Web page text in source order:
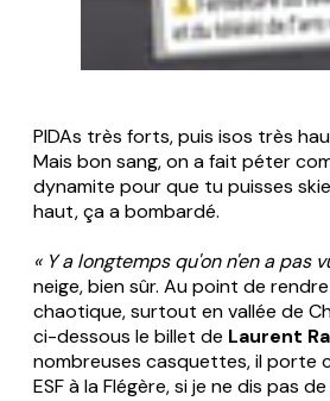
PIDAs très forts, puis isos très
Mais bon sang, on a fait péter
dynamite pour que tu puisses
haut, ça a bombardé.
« Y a longtemps qu'on n'en a pas
neige, bien sûr. Au point de
chaotique, surtout en vallée de
ci-dessous le billet de Laurent
nombreuses casquettes, il porte
ESF à la Flégère, si je ne dis pas